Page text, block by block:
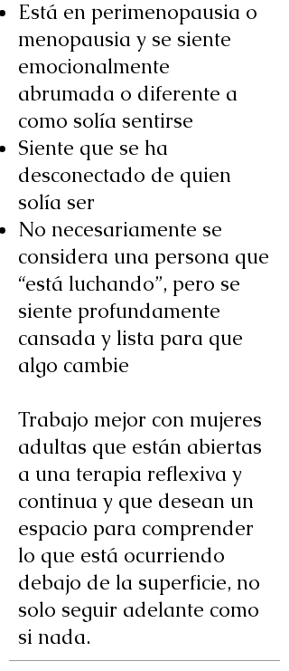
Está en perimenopausia o
menopausia y se siente
emocionalmente
abrumada o diferente a
como solía sentirse​
Siente que se ha
desconectado de quien
solía ser​
No necesariamente se
considera una persona que
“está luchando”, pero se
siente profundamente
cansada y lista para que
algo cambie
Trabajo mejor con mujeres
adultas que están abiertas
a una terapia reflexiva y
continua y que desean un
espacio para comprender
lo que está ocurriendo
debajo de la superficie, no
solo seguir adelante como
si nada.